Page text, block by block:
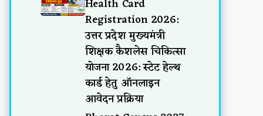
Health Card
Registration 2026:
उत्तर प्रदेश मुख्यमंत्री
शिक्षक कैशलेस चिकित्सा
योजना 2026: स्टेट हेल्थ
कार्ड हेतु ऑनलाइन
आवेदन प्रक्रिया